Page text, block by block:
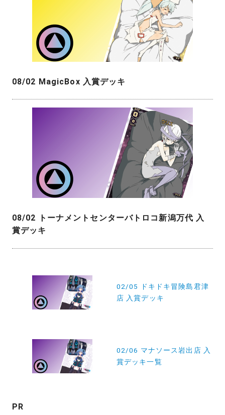
08/02 MagicBox 入賞デッキ
08/02 トーナメントセンターバトロコ新潟万代 入
賞デッキ
ン
02/05 ドキドキ冒険島君津
店 入賞デッキ
02/06 マナソース岩出店 入
賞デッキ一覧
PR